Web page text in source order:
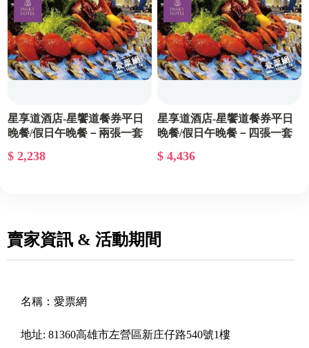
星享道酒店-星饗道餐券平日
晚餐/假日午晚餐－兩張一套
$ 2,238
星享道酒店-星饗道餐券平日
晚餐/假日午晚餐－四張一套
$ 4,436
賣家資訊 & 活動期間
名稱： 愛票網
地址: 81360高雄市左營區新庄仔路540號1樓